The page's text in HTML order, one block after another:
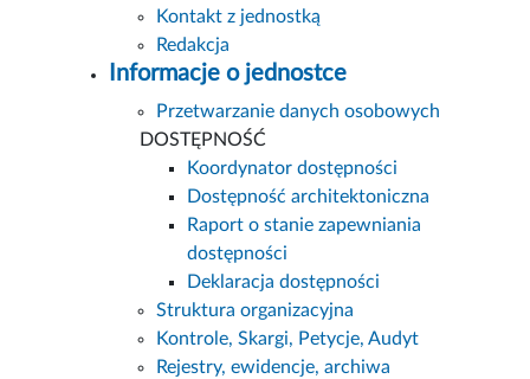
Kontakt z jednostką
Redakcja
Informacje o jednostce
Przetwarzanie danych osobowych
DOSTĘPNOŚĆ
Koordynator dostępności
Dostępność architektoniczna
Raport o stanie zapewniania
dostępności
Deklaracja dostępności
Struktura organizacyjna
Kontrole, Skargi, Petycje, Audyt
Rejestry, ewidencje, archiwa